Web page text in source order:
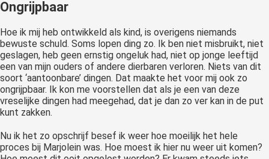
Ongrijpbaar
Hoe ik mij heb ontwikkeld als kind, is overigens niemands
bewuste schuld. Soms lopen ding zo. Ik ben niet misbruikt, niet
geslagen, heb geen ernstig ongeluk had, niet op jonge leeftijd
een van mijn ouders of andere dierbaren verloren. Niets van dit
soort ‘aantoonbare’ dingen. Dat maakte het voor mij ook zo
ongrijpbaar. Ik kon me voorstellen dat als je een van deze
vreselijke dingen had meegehad, dat je dan zo ver kan in de put
kunt zakken.
Nu ik het zo opschrijf besef ik weer hoe moeilijk het hele
proces bij Marjolein was. Hoe moest ik hier nu weer uit komen?